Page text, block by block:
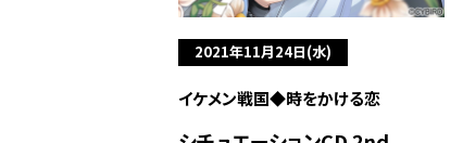
2021年11月24日(水)
イケメン戦国◆時をかける恋